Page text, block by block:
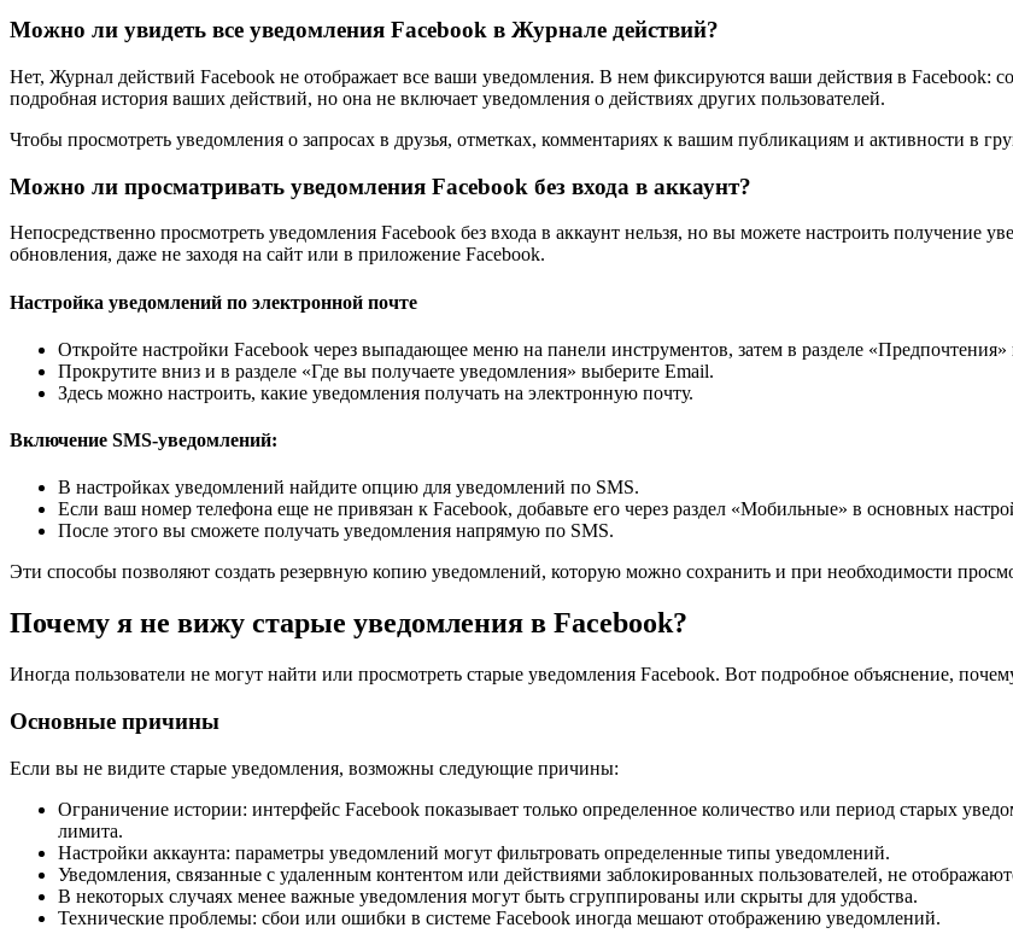
Можно ли увидеть все уведомления Facebook в Журнале действий?
Нет, Журнал действий Facebook не отображает все ваши уведомления. В нем фиксируются ваши действия в Facebook:
подробная история ваших действий, но она не включает уведомления о действиях других пользователей.
Чтобы просмотреть уведомления о запросах в друзья, отметках, комментариях к вашим публикациям и активности в
Можно ли просматривать уведомления Facebook без входа в аккаунт?
Непосредственно просмотреть уведомления Facebook без входа в аккаунт нельзя, но вы можете настроить получение
обновления, даже не заходя на сайт или в приложение Facebook.
Настройка уведомлений по электронной почте
Откройте настройки Facebook через выпадающее меню на панели инструментов, затем в разделе
Прокрутите вниз и в разделе «Где вы получаете уведомления» выберите Email.
Здесь можно настроить, какие уведомления получать на электронную почту.
Включение SMS-уведомлений:
В настройках уведомлений найдите опцию для уведомлений по SMS.
Если ваш номер телефона еще не привязан к Facebook, добавьте его через раздел «Мобильные» в основных
После этого вы сможете получать уведомления напрямую по SMS.
Эти способы позволяют создать резервную копию уведомлений, которую можно сохранить и при необходимости
Почему я не вижу старые уведомления в Facebook?
Иногда пользователи не могут найти или просмотреть старые уведомления Facebook. Вот подробное объяснение,
Основные причины
Если вы не видите старые уведомления, возможны следующие причины:
Ограничение истории: интерфейс Facebook показывает только определенное количество или период старых
лимита.
Настройки аккаунта: параметры уведомлений могут фильтровать определенные типы уведомлений.
Уведомления, связанные с удаленным контентом или действиями заблокированных пользователей, не
В некоторых случаях менее важные уведомления могут быть сгруппированы или скрыты для удобства.
Технические проблемы: сбои или ошибки в системе Facebook иногда мешают отображению уведомлений.